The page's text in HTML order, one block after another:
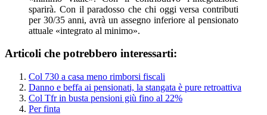
sparirà. Con il paradosso che chi oggi versa contributi
per 30/35 anni, avrà un assegno inferiore al pensionato
attuale «integrato al minimo».
Articoli che potrebbero interessarti:
Col 730 a casa meno rimborsi fiscali
Danno e beffa ai pensionati, la stangata è pure retroattiva
Col Tfr in busta pensioni giù fino al 22%
Per finta